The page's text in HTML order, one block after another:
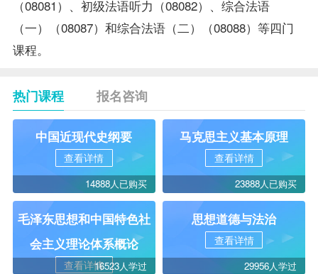
（08081）、初级法语听力（08082）、综合法语
（一）（08087）和综合法语（二）（08088）等四门
课程。
热门课程 报名咨询
中国近现代史纲要
查看详情
14888人已购买
马克思主义基本原理
查看详情
23888人已购买
毛泽东思想和中国特色社
会主义理论体系概论
查看详情16523人学过
思想道德与法治
查看详情
29956人学过